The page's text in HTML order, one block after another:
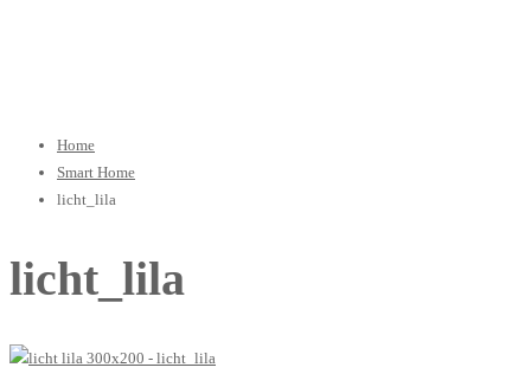
Home
Smart Home
licht_lila
licht_lila